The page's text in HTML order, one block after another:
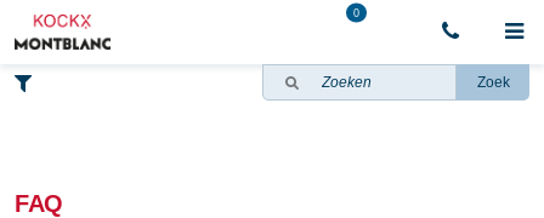
0
Zoek
FAQ